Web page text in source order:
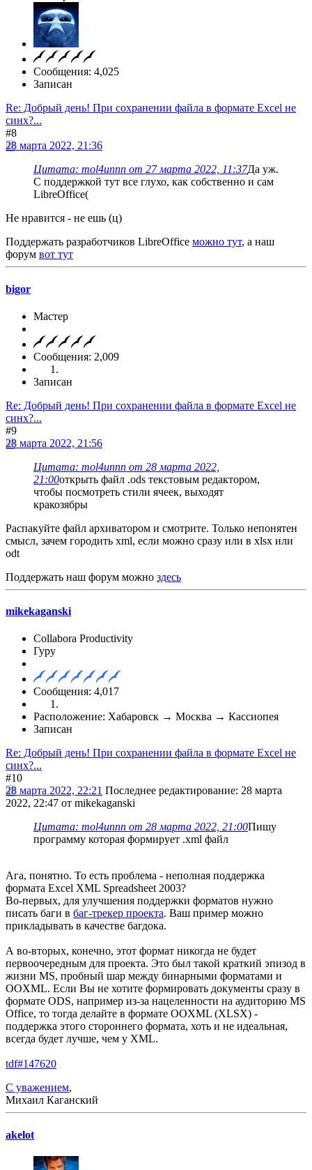
Сообщения: 4,025
Записан
Re: Добрый день! При сохранении файла в формате Excel не
синх?...
#8
28 марта 2022, 21:36
Цитата: mol4unnn от 27 марта 2022, 11:37Да уж.
С поддержкой тут все глухо, как собственно и сам
LibreOffice(
Не нравится - не ешь (ц)
Поддержать разработчиков LibreOffice можно тут, а наш
форум вот тут
bigor
Мастер
Сообщения: 2,009
Записан
Re: Добрый день! При сохранении файла в формате Excel не
синх?...
#9
28 марта 2022, 21:56
Цитата: mol4unnn от 28 марта 2022,
21:00открыть файл .ods текстовым редактором,
чтобы посмотреть стили ячеек, выходят
кракозябры
Распакуйте файл архиватором и смотрите. Только непонятен
смысл, зачем городить xml, если можно сразу или в xlsx или
odt
Поддержать наш форум можно здесь
mikekaganski
Collabora Productivity
Гуру
Сообщения: 4,017
Расположение: Хабаровск → Москва → Кассиопея
Записан
Re: Добрый день! При сохранении файла в формате Excel не
синх?...
#10
28 марта 2022, 22:21 Последнее редактирование: 28 марта
2022, 22:47 от mikekaganski
Цитата: mol4unnn от 28 марта 2022, 21:00Пишу
программу которая формирует .xml файл
Ага, понятно. То есть проблема - неполная поддержка
формата Excel XML Spreadsheet 2003?
Во-первых, для улучшения поддержки форматов нужно
писать баги в баг-трекер проекта. Ваш пример можно
прикладывать в качестве багдока.
А во-вторых, конечно, этот формат никогда не будет
первоочередным для проекта. Это был такой краткий эпизод в
жизни MS, пробный шар между бинарными форматами и
OOXML. Если Вы не хотите формировать документы сразу в
формате ODS, например из-за нацеленности на аудиторию MS
Office, то тогда делайте в формате OOXML (XLSX) -
поддержка этого стороннего формата, хоть и не идеальная,
всегда будет лучше, чем у XML.
tdf#147620
С уважением,
Михаил Каганский
akelot